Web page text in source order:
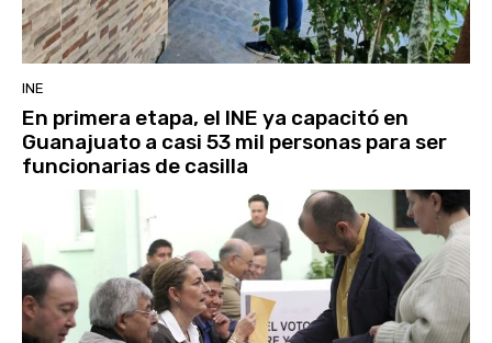
INE
En primera etapa, el INE ya capacitó en
Guanajuato a casi 53 mil personas para ser
funcionarias de casilla